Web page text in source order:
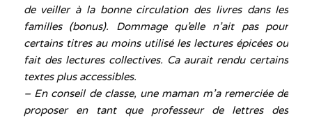
de veiller à la bonne circulation des livres dans les
familles (bonus). Dommage qu’elle n’ait pas pour
certains titres au moins utilisé les lectures épicées ou
fait des lectures collectives. Ca aurait rendu certains
textes plus accessibles.
– En conseil de classe, une maman m’a remerciée de
proposer en tant que professeur de lettres des